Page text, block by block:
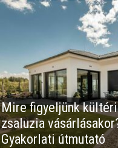
Mire figyeljünk kültéri
zsaluzia
Gyakorlati útmutató